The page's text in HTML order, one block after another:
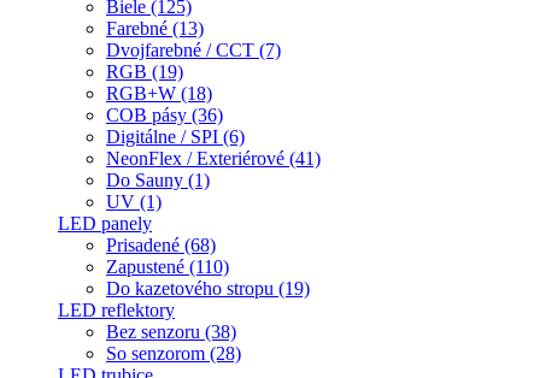
Biele (125)
Farebné (13)
Dvojfarebné / CCT (7)
RGB (19)
RGB+W (18)
COB pásy (36)
Digitálne / SPI (6)
NeonFlex / Exteriérové (41)
Do Sauny (1)
UV (1)
LED panely
Prisadené (68)
Zapustené (110)
Do kazetového stropu (19)
LED reflektory
Bez senzoru (38)
So senzorom (28)